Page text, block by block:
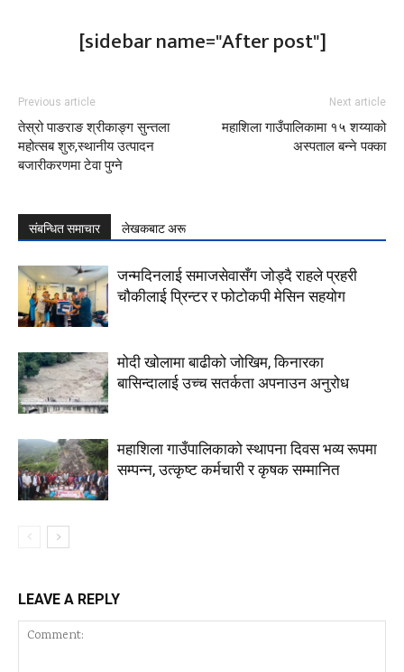
[sidebar name="After post"]
Previous article
तेस्रो पाङराङ श्रीकाङ्ग सुन्तला
महोत्सब शुरु,स्थानीय उत्पादन
बजारीकरणमा टेवा पुग्ने
Next article
महाशिला गाउँपालिकामा १५ शय्याको
अस्पताल बन्ने पक्का
संबन्धित समाचार लेखकबाट अरू
जन्मदिनलाई समाजसेवासँग जोड्दै राहले प्रहरी
चौकीलाई प्रिन्टर र फोटोकपी मेसिन सहयोग
मोदी खोलामा बाढीको जोखिम, किनारका
बासिन्दालाई उच्च सतर्कता अपनाउन अनुरोध
महाशिला गाउँपालिकाको स्थापना दिवस भव्य रूपमा
सम्पन्न, उत्कृष्ट कर्मचारी र कृषक सम्मानित
LEAVE A REPLY